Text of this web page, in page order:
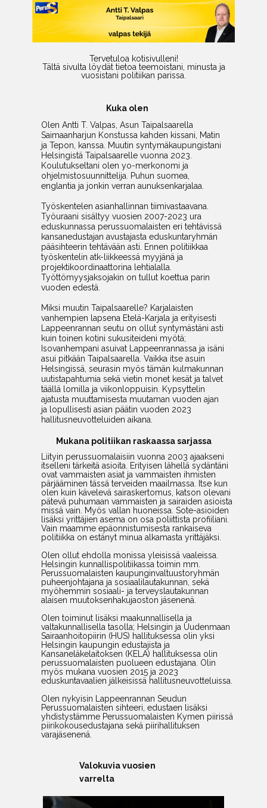
Tervetuloa kotisivulleni!
Tältä sivulta löydät tietoa teemoistani, minusta ja
vuosistani politiikan parissa.
Kuka olen
Olen Antti T. Valpas, Asun Taipalsaarella
Saimaanharjun Konstussa kahden kissani, Matin
ja Tepon, kanssa.
Muutin syntymäkaupungistani
Helsingistä Taipalsaarelle vuonna 2023.
Koulutukseltani olen yo-merkonomi ja
ohjelmistosuunnittelija. Puhun suomea,
englantia ja jonkin verran aunuksenkarjalaa.
Työskentelen asianhallinnan tiimivastaavana.
Työuraani sisältyy vuosien 2007-2023 ura
eduskunnassa perussuomalaisten eri tehtävissä
kansanedustajan avustajasta eduskuntaryhmän
pääsihteerin tehtävään asti. Ennen politiikkaa
työskentelin atk-liikkeessä myyjänä ja
projektikoordinaattorina lehtialalla.
Työttömyysjaksojakin on tullut koettua parin
vuoden edestä.
Miksi muutin Taipalsaarelle? Karjalaisten
vanhempien lapsena Etelä-Karjala ja erityisesti
Lappeenrannan seutu on ollut syntymästäni asti
kuin toinen kotini sukusiteideni myötä;
Isovanhempani asuivat Lappeenrannassa ja isäni
asui pitkään Taipalsaarella. Vaikka itse asuin
Helsingissä, seurasin myös tämän kulmakunnan
uutistapahtumia sekä vietin monet kesät ja talvet
täällä lomilla ja viikonloppuisin. Kypsyttelin
ajatusta muuttamisesta muutaman vuoden ajan
ja lopullisesti asian päätin vuoden 2023
hallitusneuvotteluiden aikana.
Mukana politiikan raskaassa sarjassa
Liityin perussuomalaisiin vuonna 2003 ajaakseni
itselleni tärkeitä asioita. Erityisen lähellä sydäntäni
ovat vammaisten asiat ja vammaisten ihmisten
pärjääminen tässä terveiden maailmassa. Itse kun
olen kuin kävelevä sairaskertomus, katson olevani
pätevä puhumaan vammaisten ja sairaiden asioista
missä vain. Myös vallan huoneissa. Sote-asioiden
lisäksi yrittäjien asema on osa poliittista profiiliani.
Vain maamme epäonnistumisesta rankaiseva
politiikka on estänyt minua alkamasta yrittäjäksi.
Olen ollut ehdolla monissa yleisissä vaaleissa.
Helsingin kunnallispolitiikassa toimin mm.
Perussuomalaisten kaupunginvaltuustoryhmän
puheenjohtajana ja sosiaalilautakunnan, sekä
myöhemmin sosiaali- ja terveyslautakunnan
alaisen muutoksenhakujaoston jäsenenä.
Olen toiminut lisäksi maakunnallisella ja
valtakunnallisella tasolla; Helsingin ja Uudenmaan
Sairaanhoitopiirin (HUS) hallituksessa olin yksi
Helsingin kaupungin edustajista ja
Kansaneläkelaitoksen (KELA) hallituksessa olin
perussuomalaisten puolueen edustajana. Olin
myös mukana vuosien 2015 ja 2023
eduskuntavaalien jälkeisissä hallitusneuvotteluissa.
Olen nykyisin Lappeenrannan Seudun
Perussuomalaisten sihteeri, edustaen lisäksi
yhdistystämme Perussuomalaisten Kymen piirissä
piirikokousedustajana sekä piirihallituksen
varajäsenenä.
Valokuvia vuosien
varrelta